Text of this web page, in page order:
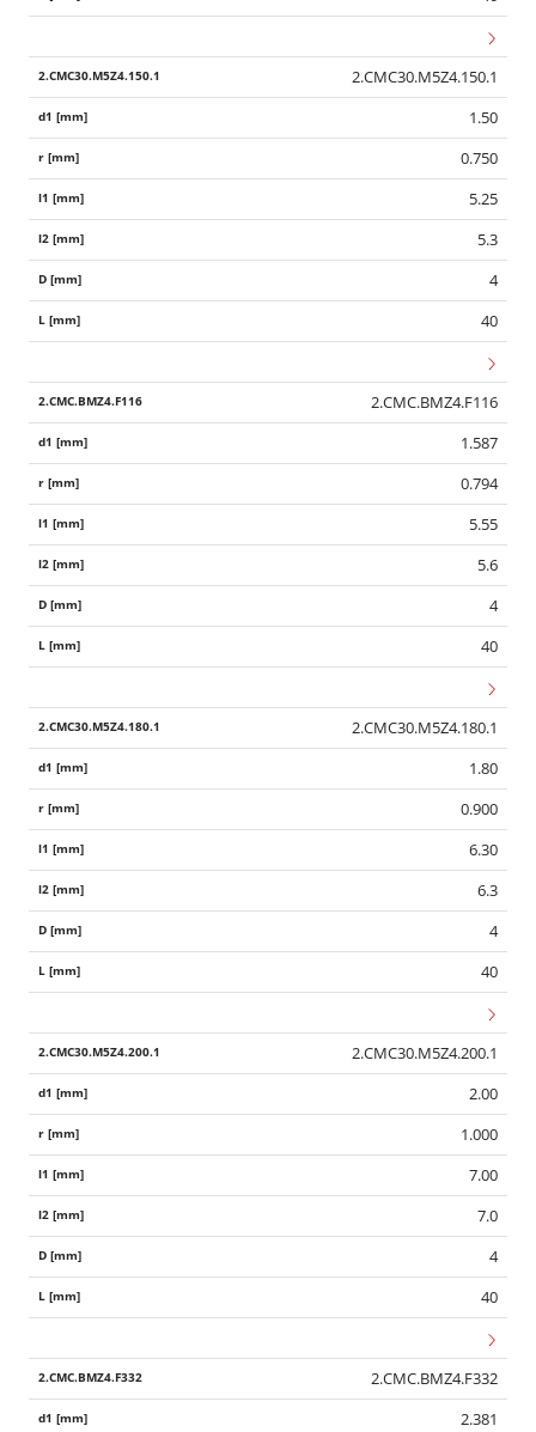
2.CMC30.M5Z4.150.1
1.50
0.750
5.25
5.3
4
40
2.CMC.BMZ4.F116
1.587
0.794
5.55
5.6
4
40
2.CMC30.M5Z4.180.1
1.80
0.900
6.30
6.3
4
40
2.CMC30.M5Z4.200.1
2.00
1.000
7.00
7.0
4
40
2.CMC.BMZ4.F332
2.381